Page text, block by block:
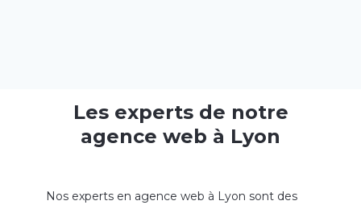
Les experts de notre
agence web à Lyon
Nos experts en agence web à Lyon sont des